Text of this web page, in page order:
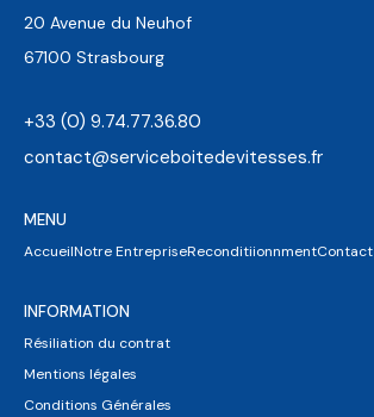
20 Avenue du Neuhof
67100 Strasbourg
+33 (0) 9.74.77.36.80
contact@serviceboitedevitesses.fr
MENU
AccueilNotre EntrepriseReconditiionnmentContact
INFORMATION
Résiliation du contrat
Mentions légales
Conditions Générales